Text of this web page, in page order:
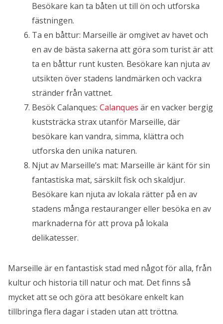
Besökare kan ta båten ut till ön och utforska
fästningen.
Ta en båttur: Marseille är omgivet av havet och
en av de bästa sakerna att göra som turist är att
ta en båttur runt kusten. Besökare kan njuta av
utsikten över stadens landmärken och vackra
stränder från vattnet.
Besök Calanques: Calanques är en vacker bergig
kuststräcka strax utanför Marseille, där
besökare kan vandra, simma, klättra och
utforska den unika naturen.
Njut av Marseille’s mat: Marseille är känt för sin
fantastiska mat, särskilt fisk och skaldjur.
Besökare kan njuta av lokala rätter på en av
stadens många restauranger eller besöka en av
marknaderna för att prova på lokala
delikatesser.
Marseille är en fantastisk stad med något för alla, från
kultur och historia till natur och mat. Det finns så
mycket att se och göra att besökare enkelt kan
tillbringa flera dagar i staden utan att tröttna.